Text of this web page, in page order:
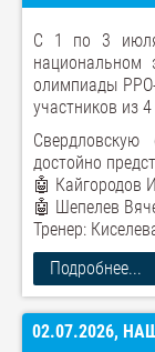
С 1 по 3 июля
национальном
олимпиады
участников из
Свердловскую
достойно
🤖 Кайгородов
🤖 Шепелев
Тренер:
Подробнее...
02.07.2026,